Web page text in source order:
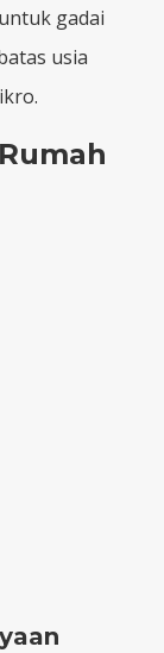
gadai
usia